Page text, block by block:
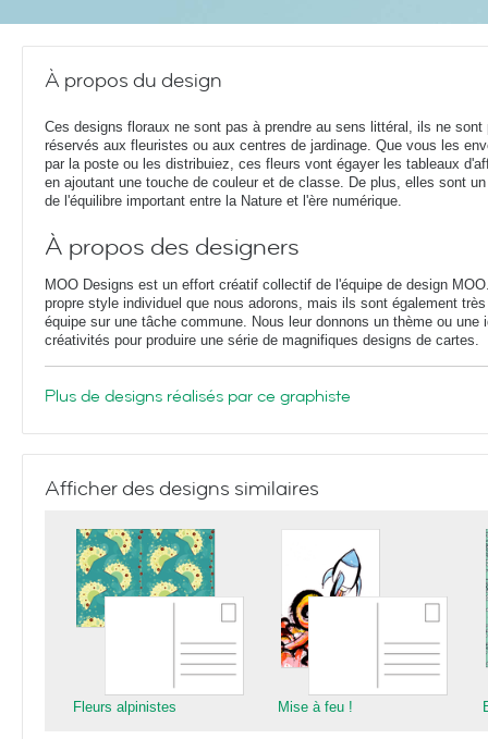
À propos du design
Ces designs floraux ne sont pas à prendre au sens littéral, ils ne sont
réservés aux fleuristes ou aux centres de jardinage. Que vous les
par la poste ou les distribuiez, ces fleurs vont égayer les tableaux
en ajoutant une touche de couleur et de classe. De plus, elles sont un
de l'équilibre important entre la Nature et l'ère numérique.
À propos des designers
MOO Designs est un effort créatif collectif de l'équipe de design
propre style individuel que nous adorons, mais ils sont également
équipe sur une tâche commune. Nous leur donnons un thème ou une
créativités pour produire une série de magnifiques designs de cartes.
Plus de designs réalisés par ce graphiste
Afficher des designs similaires
Fleurs alpinistes Mise à feu !